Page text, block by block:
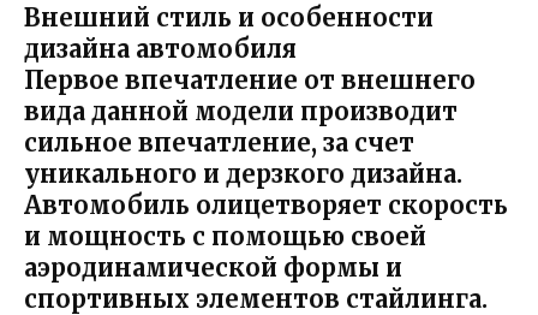
Внешний стиль и особенности
дизайна автомобиля
Первое впечатление от внешнего
вида данной модели производит
сильное впечатление, за счет
уникального и дерзкого дизайна.
Автомобиль олицетворяет скорость
и мощность с помощью своей
аэродинамической формы и
спортивных элементов стайлинга.